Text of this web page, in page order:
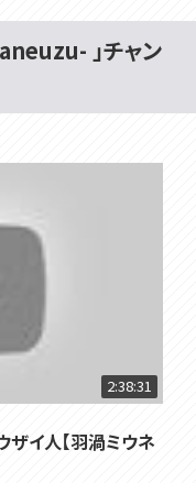
ます。
。
コメントをしないでく
ださい！ご迷惑をおか
ネタをこの配信に持ち
」チャン
2:38:31
ザイ人【羽渦ミウネ